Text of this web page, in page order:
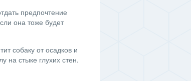
предпочтение
она тоже будет
собаку от осадков и
на стыке глухих стен.